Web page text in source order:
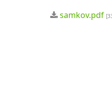
samkov.pdf